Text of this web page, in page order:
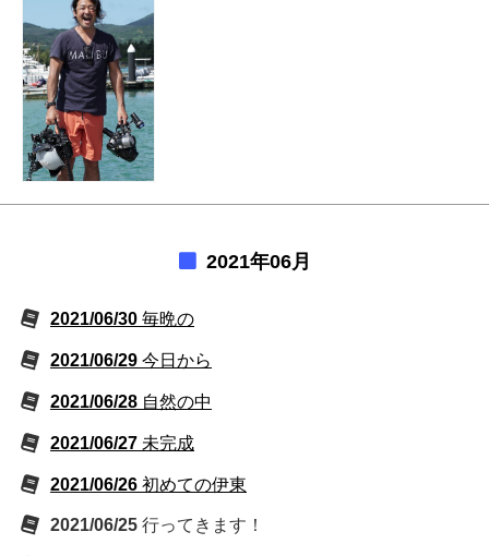
2021年06月
2021/06/30 毎晩の
2021/06/29 今日から
2021/06/28 自然の中
2021/06/27 未完成
2021/06/26 初めての伊東
2021/06/25 行ってきます！